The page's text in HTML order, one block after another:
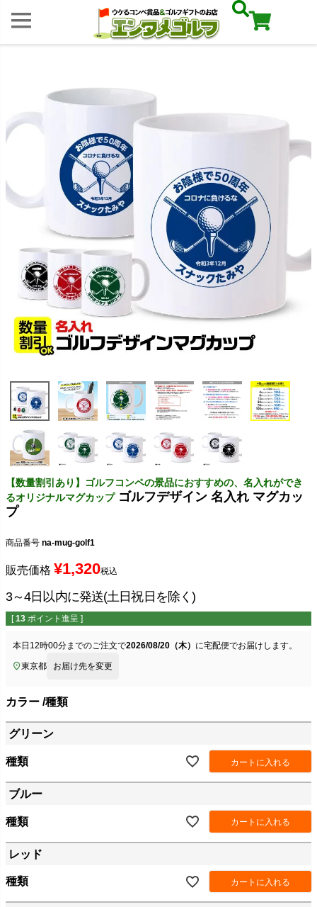
【数量割引あり】ゴルフコンペの景品におすすめの、名入れができ
るオリジナルマグカップ ゴルフデザイン 名入れ マグカッ
プ
商品番号 na-mug-golf1
販売価格 ¥1,320税込
3～4日以内に発送(土日祝日を除く)
[ 13 ポイント進呈 ]
本日 12時00分までのご注文で2026/08/20（木） に宅配便でお届けします。
東京都 お届け先を変更
カラー 種類
グリーン
種類 カートに入れる
ブルー
種類 カートに入れる
レッド
種類 カートに入れる